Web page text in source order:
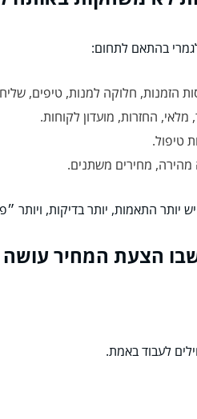
בהתאם לתחום:
הזמנות, חלוקה למנות, טיפים,
מלאי, החזרות, מועדון לקוחות.
טיפול.
מהירה, מחירים משתנים.
התאמות, יותר בדיקות, ויותר
לעבוד באמת.